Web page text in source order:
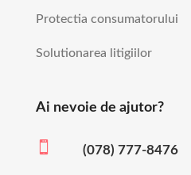
Protectia consumatorului
Solutionarea litigiilor
Ai nevoie de ajutor?
 (078) 777-8476